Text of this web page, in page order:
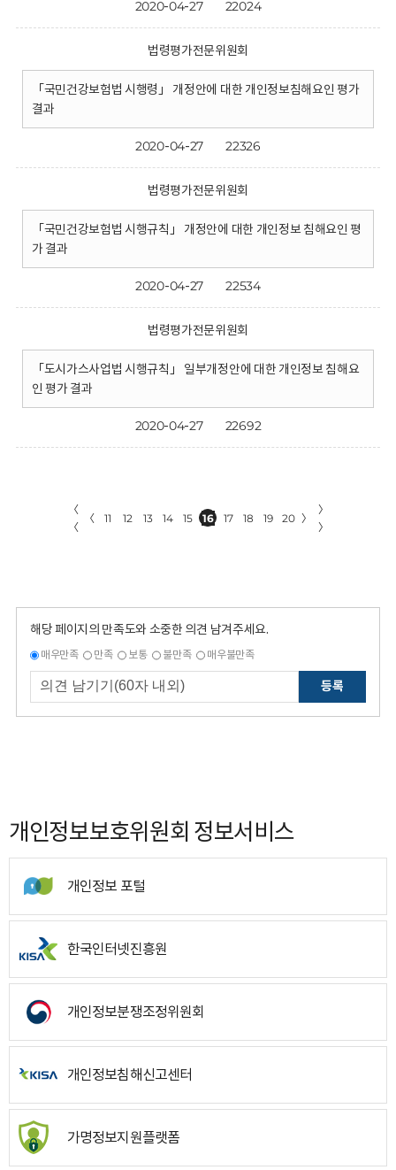
2020-04-27 22024
법령평가전문위원회
「국민건강보험법 시행령」 개정안에 대한 개인정보침해요인 평가
결과
2020-04-27 22326
법령평가전문위원회
「국민건강보험법 시행규칙」 개정안에 대한 개인정보 침해요인 평
가 결과
2020-04-27 22534
법령평가전문위원회
「도시가스사업법 시행규칙」 일부개정안에 대한 개인정보 침해요
인 평가 결과
2020-04-27 22692
〈
〈
〈 11 12 13 14 15 16 17 18 19 20 〉
〉
〉
해당 페이지의 만족도와 소중한 의견 남겨주세요.
매우만족 만족 보통 불만족 매우불만족
등록
개인정보보호위원회 정보서비스
개인정보 포털
한국인터넷진흥원
개인정보분쟁조정위원회
개인정보침해신고센터
가명정보지원플랫폼